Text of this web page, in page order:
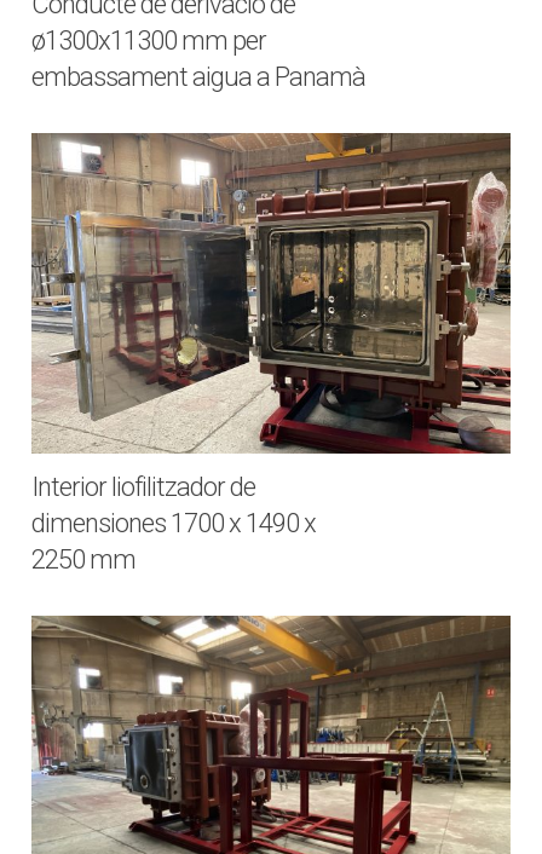
ø1300x11300 mm per
embassament aigua a Panamà
Interior liofilitzador de
dimensiones 1700 x 1490 x
2250 mm